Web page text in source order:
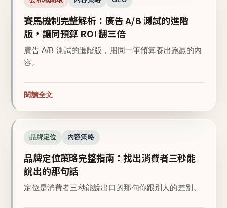
賽馬機制完整解析：廣告 A/B 測試的進階
版，讓同預算 ROI 翻三倍
廣告 A/B 測試的進階版，用同一筆預算養出跑贏的內
容。
閱讀全文
品牌定位 內容策略
品牌定位策略完整指南：找出消費者三秒能
說出的那句話
定位是消費者三秒能說出口的那句你跟別人的差別。